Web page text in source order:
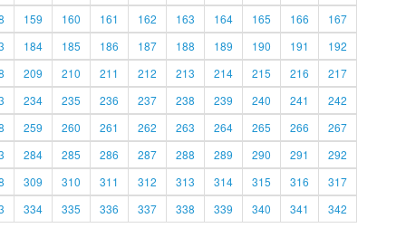
159 160 161 162 163 164 165 166
167
184 185 186 187 188 189 190 191
192
209 210 211 212 213 214 215 216
217
234 235 236 237 238 239 240 241
242
259 260 261 262 263 264 265 266
267
284 285 286 287 288 289 290 291
292
309 310 311 312 313 314 315 316
317
334 335 336 337 338 339 340 341 342